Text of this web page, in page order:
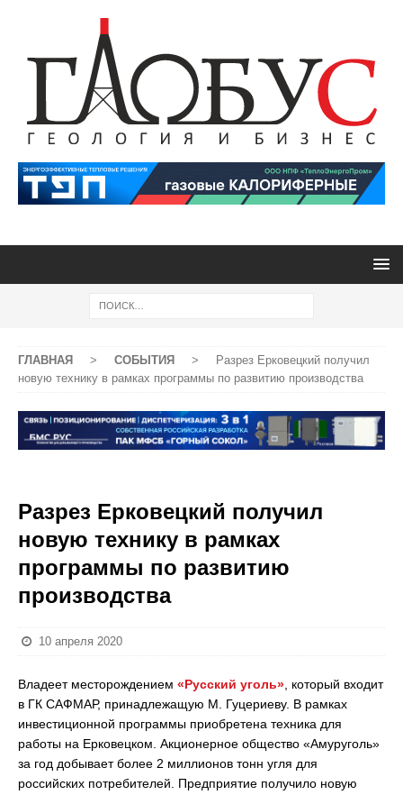
ГЛАВНАЯ > СОБЫТИЯ >
Разрез Ерковецкий получил
новую технику в рамках программы по развитию производства
Разрез Ерковецкий получил
новую технику в рамках
программы по развитию
производства
10 апреля 2020
Владеет месторождением «Русский уголь» , который входит
в ГК САФМАР, принадлежащую М. Гуцериеву. В рамках
инвестиционной программы приобретена техника для
работы на Ерковецком. Акционерное общество «Амуруголь»
за год добывает более 2 миллионов тонн угля для
российских потребителей. Предприятие получило новую